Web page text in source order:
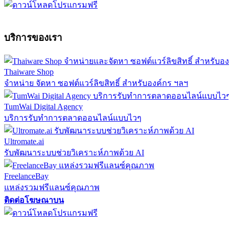
บริการของเรา
Thaiware Shop
จำหน่าย จัดหา ซอฟต์แวร์ลิขสิทธิ์ สำหรับองค์กร ฯลฯ
TumWai Digital Agency
บริการรับทำการตลาดออนไลน์แบบไวๆ
Ultromate.ai
รับพัฒนาระบบช่วยวิเคราะห์ภาพด้วย AI
FreelanceBay
แหล่งรวมฟรีแลนซ์คุณภาพ
ติดต่อโฆษณาบน